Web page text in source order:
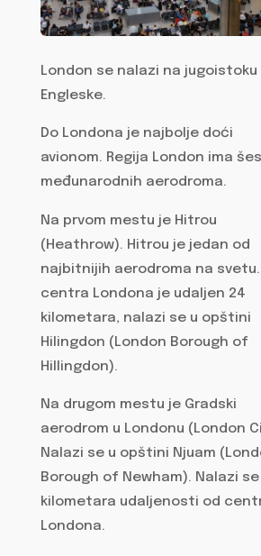
London se nalazi na jugoistoku
Engleske.
Do Londona je najbolje doći
avionom. Regija London ima
međunarodnih aerodroma.
Na prvom mestu je Hitrou
(Heathrow). Hitrou je jedan od
najbitnijih aerodroma na svetu.
centra Londona je udaljen 24
kilometara, nalazi se u opštini
Hilingdon (London Borough of
Hillingdon).
Na drugom mestu je Gradski
aerodrom u Londonu (London
Nalazi se u opštini Njuam
Borough of Newham). Nalazi se
kilometara udaljenosti od
Londona.